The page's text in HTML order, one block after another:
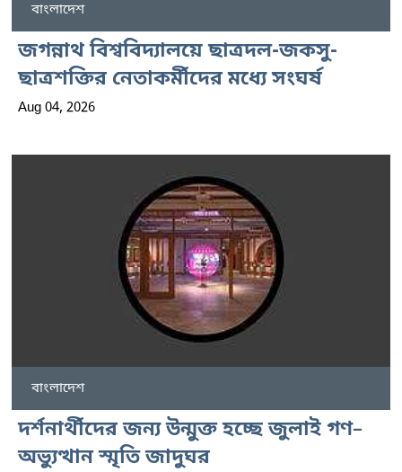
বাংলাদেশ
জগন্নাথ বিশ্ববিদ্যালয়ে ছাত্রদল-জকসু-
ছাত্রশক্তির নেতাকর্মীদের মধ্যে সংঘর্ষ
Aug 04, 2026
বাংলাদেশ
দর্শনার্থীদের জন্য উন্মুক্ত হচ্ছে জুলাই গণ–
অভ্যুত্থান স্মৃতি জাদুঘর